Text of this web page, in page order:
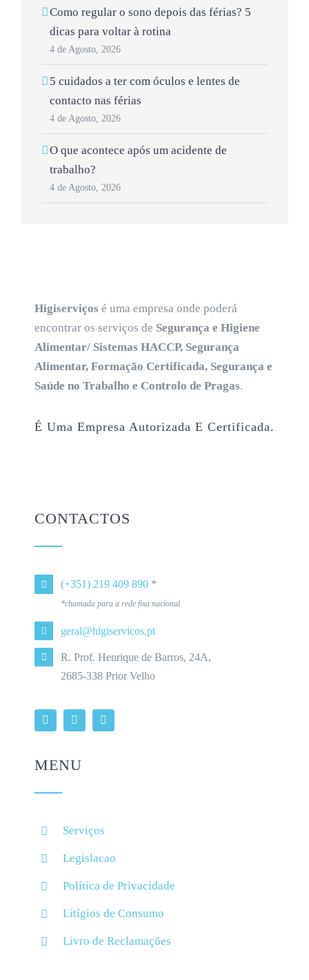
Como regular o sono depois das férias? 5
dicas para voltar à rotina
4 de Agosto, 2026
5 cuidados a ter com óculos e lentes de
contacto nas férias
4 de Agosto, 2026
O que acontece após um acidente de
trabalho?
4 de Agosto, 2026
Higiserviços é uma empresa onde poderá
encontrar os serviços de Segurança e Higiene
Alimentar/ Sistemas HACCP, Segurança
Alimentar, Formação Certificada, Segurança e
Saúde no Trabalho e Controlo de Pragas.
É Uma Empresa Autorizada E Certificada.
CONTACTOS
(+351) 219 409 890 *
*chamada para a rede fixa nacional
geral@higiservicos.pt
R. Prof. Henrique de Barros, 24A,
2685-338 Prior Velho
MENU
Serviços
Legislacao
Política de Privacidade
Litígios de Consumo
Livro de Reclamações